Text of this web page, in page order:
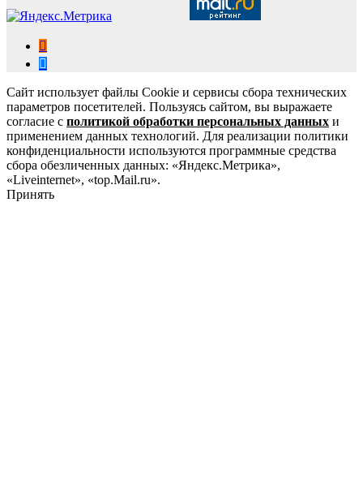
Сайт использует файлы Cookie и сервисы сбора технических
параметров посетителей. Пользуясь сайтом, вы выражаете
согласие с политикой обработки персональных данных и
применением данных технологий. Для реализации политики
конфиденциальности используются программные средства
сбора обезличенных данных: «Яндекс.Метрика»,
«Liveinternet», «top.Mail.ru».
Принять